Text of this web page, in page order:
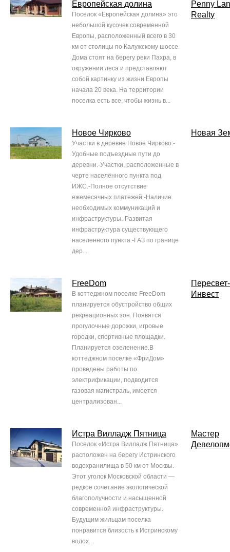
Европейская долина
Поселок «Европейская долина» это
небольшой кусочек современной
Европы, расположенный всего в 30
км от столицы по Калужскому шоссе.
Дома стоят на берегу реки Пахра, в
окружении леса и представляют
собой картинку из жизни Европы
начала 20 века. На территории
поселка есть все, чтобы жизнь в...
Penny
Realty
Новое Чирково
Участки в деревне Новое Чирково:-
Удобные подъездные пути до
деревни.-Участки, расположенные в
черте населённого пункта под
ИЖС.-Полное отсутствие
ежемесячных платежей.-Наличие
необходимых коммуникаций и
инфраструктуры.-Развитая
инфраструктура существующего
населенного пункта.-ГАЗ по границе
дер...
Новая
FreeDom
В коттеджном поселке FreeDom
планируется обустройство общих
рекреационных зон. Появятся
прогулочные дорожки, игровые
городки, спортивные площадки.
Планируется озеленение.В
коттеджном поселке «ФриДом»
проведены работы по
электрификации, подводится
газовая магистраль, имеется
централизован...
Пересвет-
Инвест
Истра Вилладж Пятница
Поселок «Истра Вилладж Пятница»
расположен на берегу Истринского
водохранилища в 50 км от Москвы.
Этот уголок Московской области —
редкое сочетание экологической
благополучности и насыщенной
современной инфраструктуры.
Будущим жильцам поселка
понравится близость к Истринскому
водох...
Мастер